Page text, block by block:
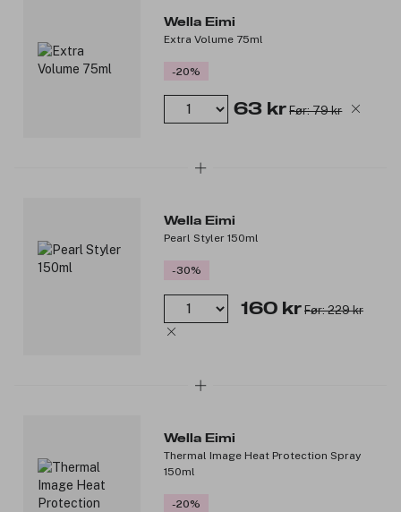
3065722
Wella Eimi
Extra Volume 75ml
-20%
63 kr Før: 79 kr
Wella Eimi
Pearl Styler 150ml
-30%
160 kr Før: 229 kr
Wella Eimi
Thermal Image Heat Protection Spray
150ml
-20%